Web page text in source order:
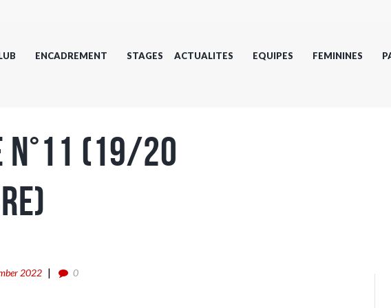
ENCADREMENT STAGES ACTUALITES EQUIPES FEMININES
(19/20
2022 0